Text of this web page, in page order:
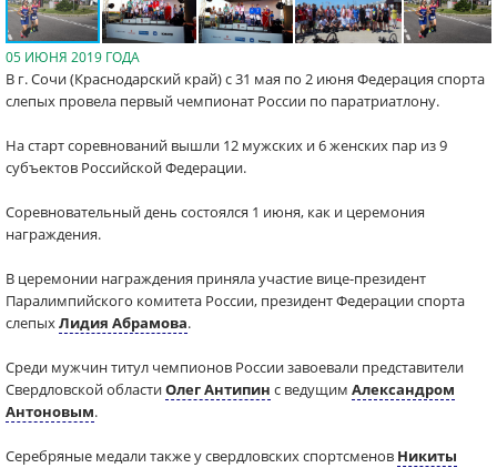
05 ИЮНЯ 2019 ГОДА
В г. Сочи (Краснодарский край) с 31 мая по 2 июня Федерация спорта
слепых провела первый чемпионат России по паратриатлону.
На старт соревнований вышли 12 мужских и 6 женских пар из 9
субъектов Российской Федерации.
Соревновательный день состоялся 1 июня, как и церемония
награждения.
В церемонии награждения приняла участие вице-президент
Паралимпийского комитета России, президент Федерации спорта
слепыхЛидия Абрамова.
Среди мужчин титул чемпионов России завоевали представители
Свердловской областиОлег Антипин с ведущим Александром
Антоновым.
Серебряные медали также у свердловских спортсменов Никиты